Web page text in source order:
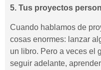
5. Tus proyectos
Cuando hablamos de
cosas enormes: lanzar
un libro. Pero a veces el
seguir adelante,